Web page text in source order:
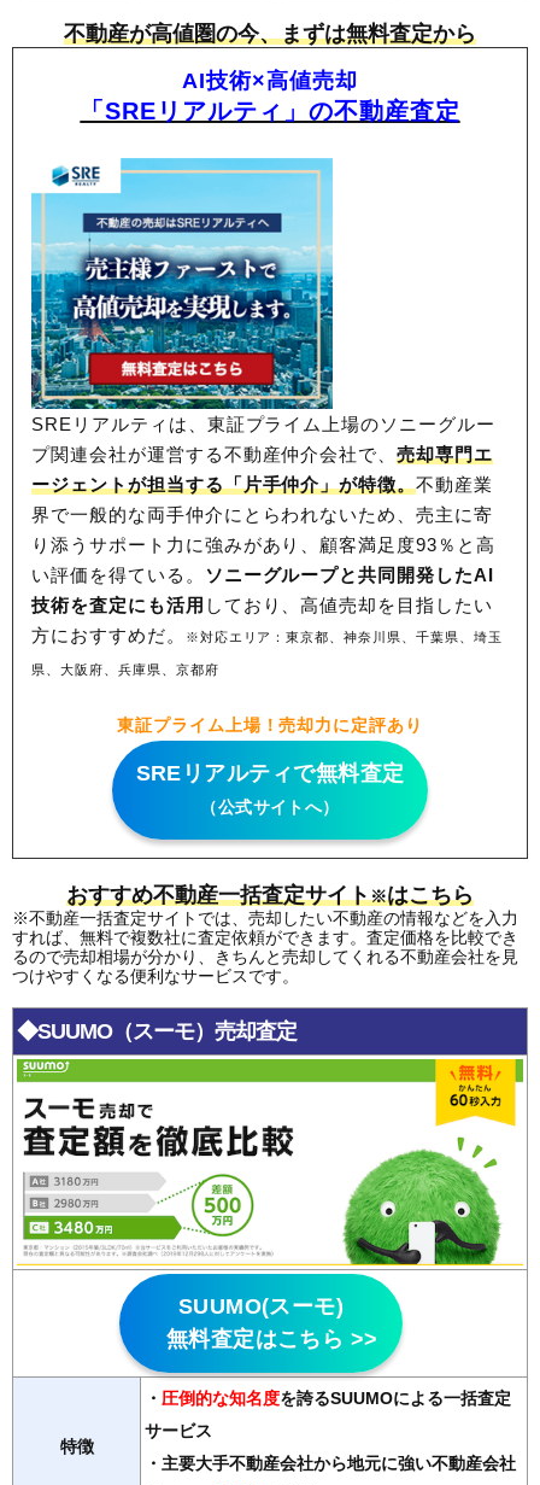
不動産が高値圏の今、まずは無料査定から
AI技術×高値売却
「SREリアルティ」の不動産査定
SREリアルティは、東証プライム上場のソニーグルー
プ関連会社が運営する不動産仲介会社で、売却専門エ
ージェントが担当する「片手仲介」が特徴。不動産業
界で一般的な両手仲介にとらわれないため、売主に寄
り添うサポート力に強みがあり、顧客満足度93％と高
い評価を得ている。 ソニーグループと共同開発したAI
技術を査定にも活用 しており、高値売却を目指したい
方におすすめだ。
※対応エリア：東京都、神奈川県、千葉県、埼玉
県、大阪府、兵庫県、京都府
東証プライム上場！売却力に定評あり
SREリアルティで無料査定
（公式サイトへ）
おすすめ不動産一括査定サイト※はこちら
※不動産一括査定サイトでは、売却したい不動産の情報などを入力
すれば、無料で複数社に査定依頼ができます。査定価格を比較でき
るので売却相場が分かり、きちんと売却してくれる不動産会社を見
つけやすくなる便利なサービスです。
◆SUUMO（スーモ）売却査定
SUUMO(スーモ)
無料査定はこちら >>
特徴
・ 圧倒的な知名度を誇るSUUMOによる一括査定
サービス
・主要大手不動産会社から地元に強い不動産会社